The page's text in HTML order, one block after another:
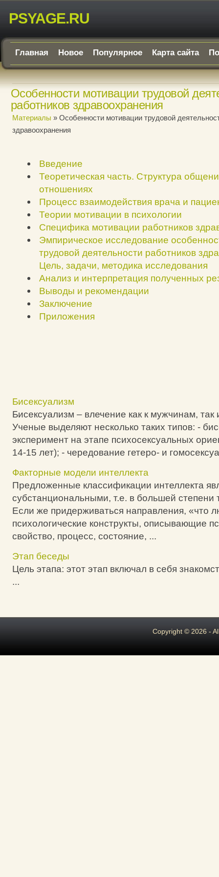
PSYAGE.RU
Главная Новое Популярное Карта сайта
Особенности мотивации трудовой
работников здравоохранения
Материалы » Особенности мотивации трудовой
здравоохранения
Введение
Теоретическая часть. Структура
отношениях
Процесс взаимодействия врача и
Теории мотивации в психологии
Специфика мотивации работников
Эмпирическое исследование
трудовой деятельности работников
Цель, задачи, методика исследования
Анализ и интерпретация полученных
Выводы и рекомендации
Заключение
Приложения
Бисексуализм
Бисексуализм – влечение как к мужчинам,
Ученые выделяют несколько таких типов: -
эксперимент на этапе психосексуальных
14-15 лет); - чередование гетеро- и
Факторные модели интеллекта
Предложенные классификации интеллекта
субстанциональными, т.е. в большей степени
Если же придерживаться направления, «что
психологические конструкты, описывающие
свойство, процесс, состояние, ...
Этап беседы
Цель этапа: этот этап включал в себя
...
Copyright © 2026 -